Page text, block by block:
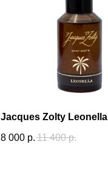
Jacques Zolty Leonella
8 000 р. 11 400 р.